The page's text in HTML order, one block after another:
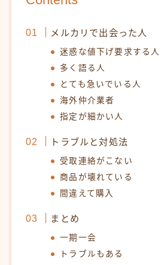
メルカリで出会った人
迷惑な値下げ要求する人
多く語る人
とても急いでいる人
海外仲介業者
指定が細かい人
トラブルと対処法
受取連絡がこない
商品が壊れている
間違えて購入
まとめ
一期一会
トラブルもある